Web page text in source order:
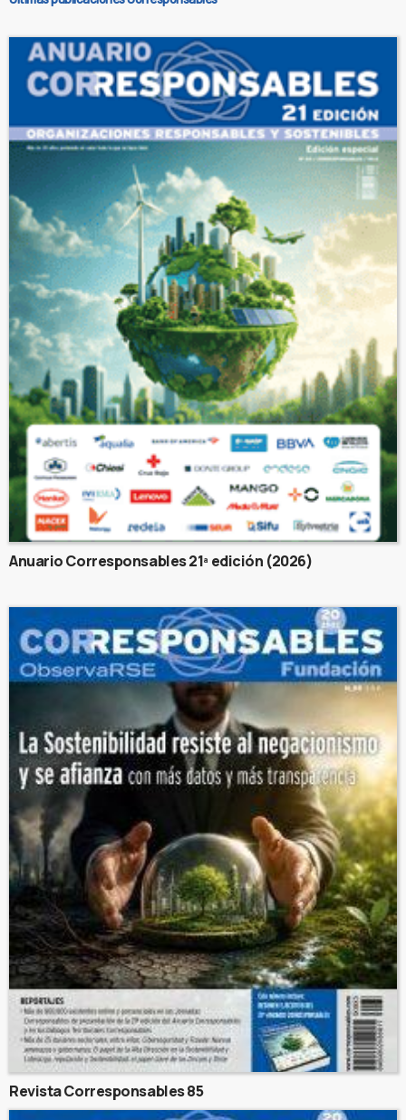
Anuario Corresponsables 21ª edición (2026)
Revista Corresponsables 85